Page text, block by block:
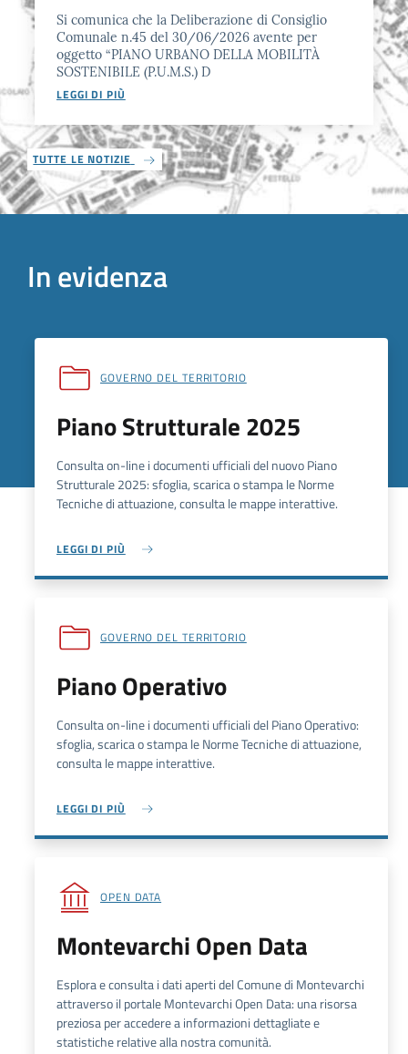
Si comunica che la Deliberazione di Consiglio
Comunale n.45 del 30/06/2026 avente per
oggetto “PIANO URBANO DELLA MOBILITÀ
SOSTENIBILE (P.U.M.S.) D
LEGGI DI PIÙ
TUTTE LE NOTIZIE
In evidenza
GOVERNO DEL TERRITORIO
Piano Strutturale 2025
Consulta on-line i documenti ufficiali del nuovo Piano
Strutturale 2025: sfoglia, scarica o stampa le Norme
Tecniche di attuazione, consulta le mappe interattive.
LEGGI DI PIÙ
GOVERNO DEL TERRITORIO
Piano Operativo
Consulta on-line i documenti ufficiali del Piano Operativo:
sfoglia, scarica o stampa le Norme Tecniche di attuazione,
consulta le mappe interattive.
LEGGI DI PIÙ
OPEN DATA
Montevarchi Open Data
Esplora e consulta i dati aperti del Comune di Montevarchi
attraverso il portale Montevarchi Open Data: una risorsa
preziosa per accedere a informazioni dettagliate e
statistiche relative alla nostra comunità.